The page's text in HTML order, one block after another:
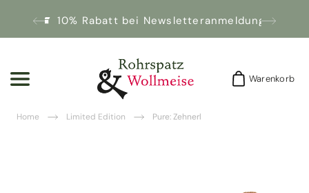
10% Rabatt bei Newsletteranmeldung!
Warenkorb
Warenkorb
Home Limited Edition Pure: Zehnerl